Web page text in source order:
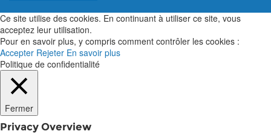
Ce site utilise des cookies. En continuant à utiliser ce site, vous
acceptez leur utilisation.
Pour en savoir plus, y compris comment contrôler les cookies :
Accepter Rejeter En savoir plus
Politique de confidentialité
Fermer
Privacy Overview